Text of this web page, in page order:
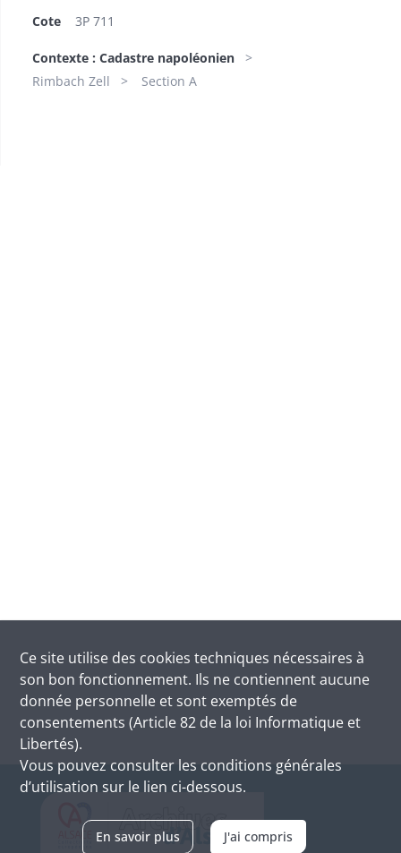
Cote 3P 711
Contexte : Cadastre napoléonien
Rimbach Zell
Section A
Ce site utilise des cookies techniques nécessaires à
son bon fonctionnement. Ils ne contiennent aucune
donnée personnelle et sont exemptés de
consentements (Article 82 de la loi Informatique et
Libertés).
Vous pouvez consulter les conditions générales
d’utilisation sur le lien ci-dessous.
En savoir plus J'ai compris